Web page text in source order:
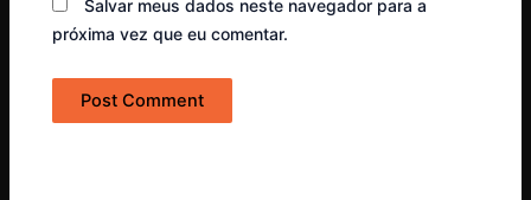
Salvar meus dados neste navegador para a
próxima vez que eu comentar.